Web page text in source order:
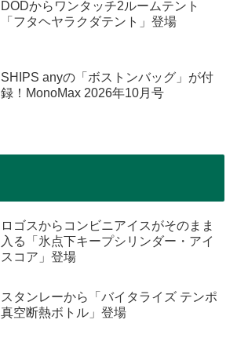
DODからワンタッチ2ルームテント
「フタヘヤラクダテント」登場
SHIPS anyの「ボストンバッグ」が付
録！MonoMax 2026年10月号
ロゴスからコンビニアイスがそのまま
入る「氷点下キープシリンダー・アイ
スコア」登場
スタンレーから「バイタライズ テンポ
真空断熱ボトル」登場